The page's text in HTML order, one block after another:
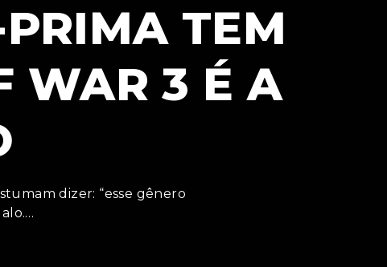
TEM
WAR 3 É A
dizer: “esse gênero